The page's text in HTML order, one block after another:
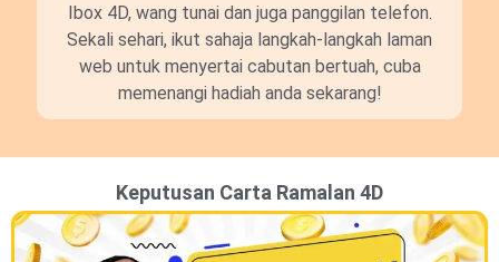
Ibox 4D, wang tunai dan juga panggilan telefon.
Sekali sehari, ikut sahaja langkah-langkah laman
web untuk menyertai cabutan bertuah, cuba
memenangi hadiah anda sekarang!
Keputusan Carta Ramalan 4D